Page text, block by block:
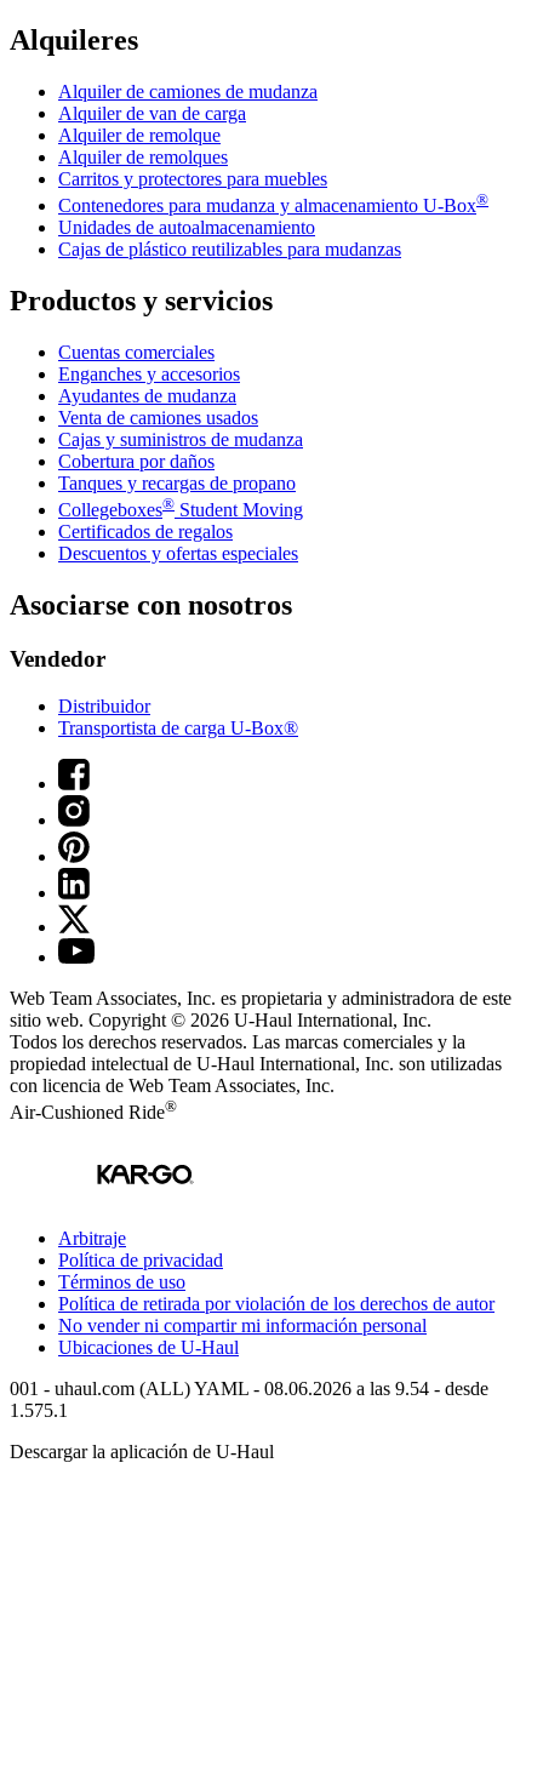
Alquileres
Alquiler de camiones de mudanza
Alquiler de van de carga
Alquiler de remolque
Alquiler de remolques
Carritos y protectores para muebles
Contenedores para mudanza y almacenamiento U-Box®
Unidades de autoalmacenamiento
Cajas de plástico reutilizables para mudanzas
Productos y servicios
Cuentas comerciales
Enganches y accesorios
Ayudantes de mudanza
Venta de camiones usados
Cajas y suministros de mudanza
Cobertura por daños
Tanques y recargas de propano
Collegeboxes® Student Moving
Certificados de regalos
Descuentos y ofertas especiales
Asociarse con nosotros
Vendedor
Distribuidor
Transportista de carga U-Box®
Web Team Associates, Inc. es propietaria y administradora de este
sitio web. Copyright © 2026 U-Haul International, Inc.
Todos los derechos reservados. Las marcas comerciales y la
propiedad intelectual de U-Haul International, Inc. son utilizadas
con licencia de Web Team Associates, Inc.
Air-Cushioned Ride®
Arbitraje
Política de privacidad
Términos de uso
Política de retirada por violación de los derechos de autor
No vender ni compartir mi información personal
Ubicaciones de U-Haul
001 - uhaul.com (ALL) YAML - 08.06.2026 a las 9.54 - desde
1.575.1
Descargar la aplicación de U-Haul